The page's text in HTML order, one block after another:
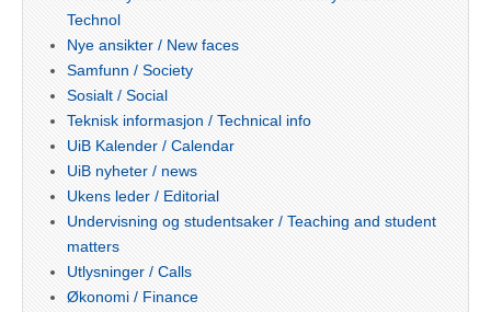
Technol
Nye ansikter / New faces
Samfunn / Society
Sosialt / Social
Teknisk informasjon / Technical info
UiB Kalender / Calendar
UiB nyheter / news
Ukens leder / Editorial
Undervisning og studentsaker / Teaching and student
matters
Utlysninger / Calls
Økonomi / Finance